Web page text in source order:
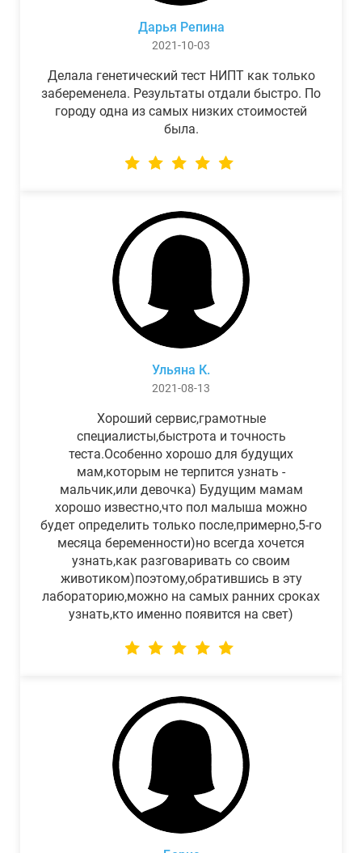
Дарья Репина
2021-10-03
Делала генетический тест НИПТ как только
забеременела. Результаты отдали быстро. По
городу одна из самых низких стоимостей
была.
Ульяна К.
2021-08-13
Хороший сервис,грамотные
специалисты,быстрота и точность
теста.Особенно хорошо для будущих
мам,которым не терпится узнать -
мальчик,или девочка) Будущим мамам
хорошо известно,что пол малыша можно
будет определить только после,примерно,5-го
месяца беременности)но всегда хочется
узнать,как разговаривать со своим
животиком)поэтому,обратившись в эту
лабораторию,можно на самых ранних сроках
узнать,кто именно появится на свет)